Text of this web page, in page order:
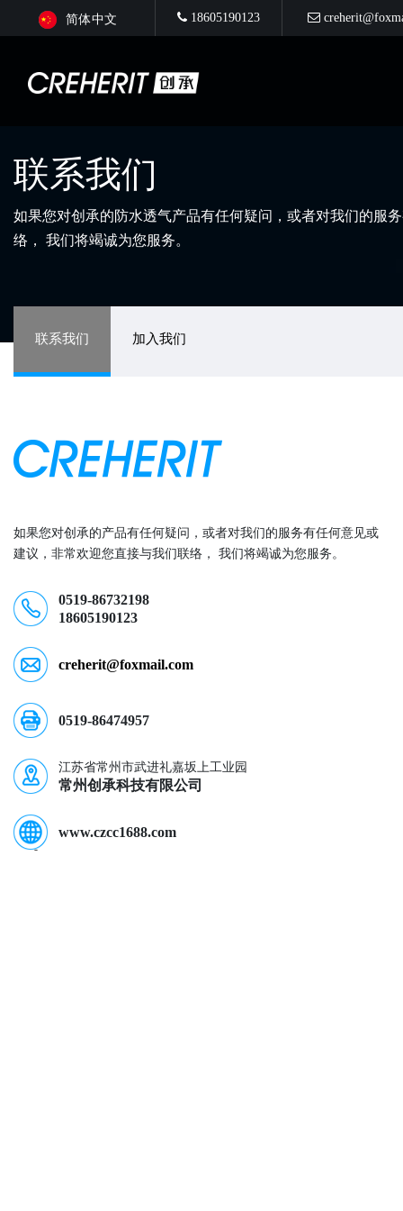
简体中文 18605190123
联系我们
如果您对创承的防水透气产品有任何疑问，或者对我们的服
络， 我们将竭诚为您服务。
联系我们 加入我们
如果您对创承的产品有任何疑问，或者对我们的服务有任何意见或
建议，非常欢迎您直接与我们联络， 我们将竭诚为您服务。
0519-86732198
18605190123
creherit@foxmail.com
0519-86474957
江苏省常州市武进礼嘉坂上工业园
常州创承科技有限公司
www.czcc1688.com